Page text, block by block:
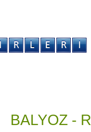
BALYOZ -